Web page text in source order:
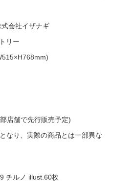
会社イザナギ
リー
店舗で先行販売予定)
なり、実際の商品とは一部異な
チルノ illust.60枚